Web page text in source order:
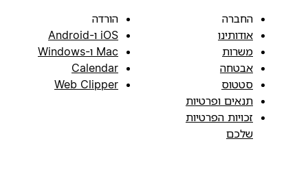
החברה
אודותינו
משרות
אבטחה
סטטוס
תנאים ופרטיות
זכויות הפרטיות
שלכם
הורדה
iOS ו-Android
Mac ו-Windows
Calendar
Web Clipper